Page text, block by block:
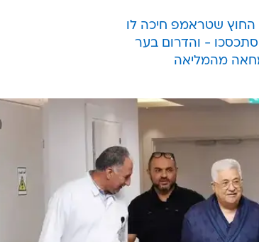
החוץ שטראמפ חיכה לו
- והדרום בער
מהמליאה